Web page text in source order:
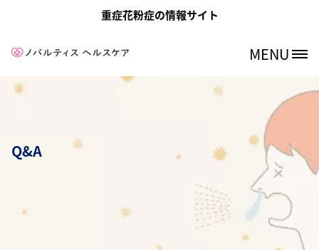
メインコンテンツに移動
重症花粉症の情報サイト
Site Logo MENU
Q&A